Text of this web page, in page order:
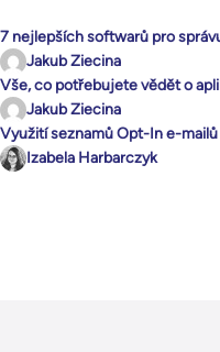
7 nejlepších softwarů pro
Jakub Ziecina
Vše, co potřebujete vědět o
Jakub Ziecina
Využití seznamů Opt-In e-
Izabela Harbarczyk